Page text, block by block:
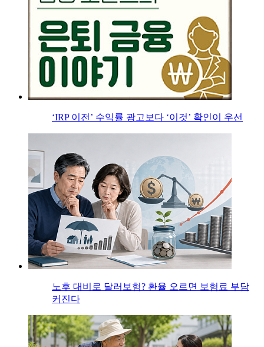
‘IRP 이전’ 수익률 광고보다 ‘이것’ 확인이 우선
노후 대비로 달러보험? 환율 오르면 보험료 부담
커진다